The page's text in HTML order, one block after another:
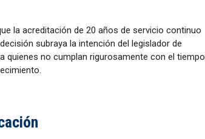
la acreditación de 20 años de servicio continuo
subraya la intención del legislador de
quienes no cumplan rigurosamente con el tiempo